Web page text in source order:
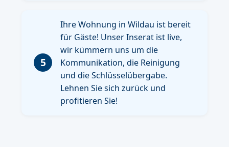
5
Ihre Wohnung in Wildau ist bereit
für Gäste! Unser Inserat ist live,
wir kümmern uns um die
Kommunikation, die Reinigung
und die Schlüsselübergabe.
Lehnen Sie sich zurück und
profitieren Sie!